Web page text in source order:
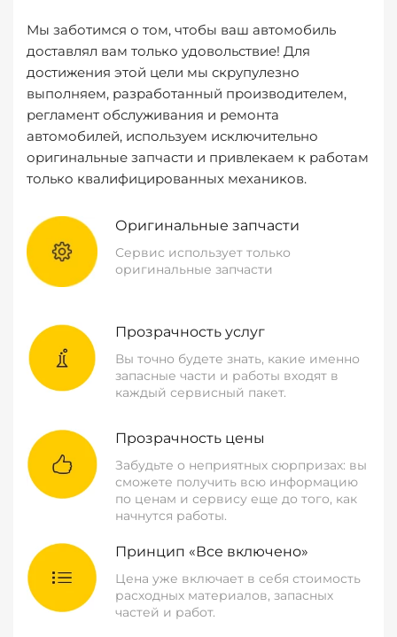
Мы заботимся о том, чтобы ваш автомобиль
доставлял вам только удовольствие! Для
достижения этой цели мы скрупулезно
выполняем, разработанный производителем,
регламент обслуживания и ремонта
автомобилей, используем исключительно
оригинальные запчасти и привлекаем к работам
только квалифицированных механиков.
Оригинальные запчасти
Сервис использует только
оригинальные запчасти
Прозрачность услуг
Вы точно будете знать, какие именно
запасные части и работы входят в
каждый сервисный пакет.
Прозрачность цены
Забудьте о неприятных сюрпризах: вы
сможете получить всю информацию
по ценам и сервису еще до того, как
начнутся работы.
Принцип «Все включено»
Цена уже включает в себя стоимость
расходных материалов, запасных
частей и работ.